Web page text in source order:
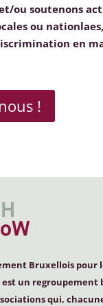
ou soutenons
ou
en
!
Bruxellois pour
est un regroupement
qui,